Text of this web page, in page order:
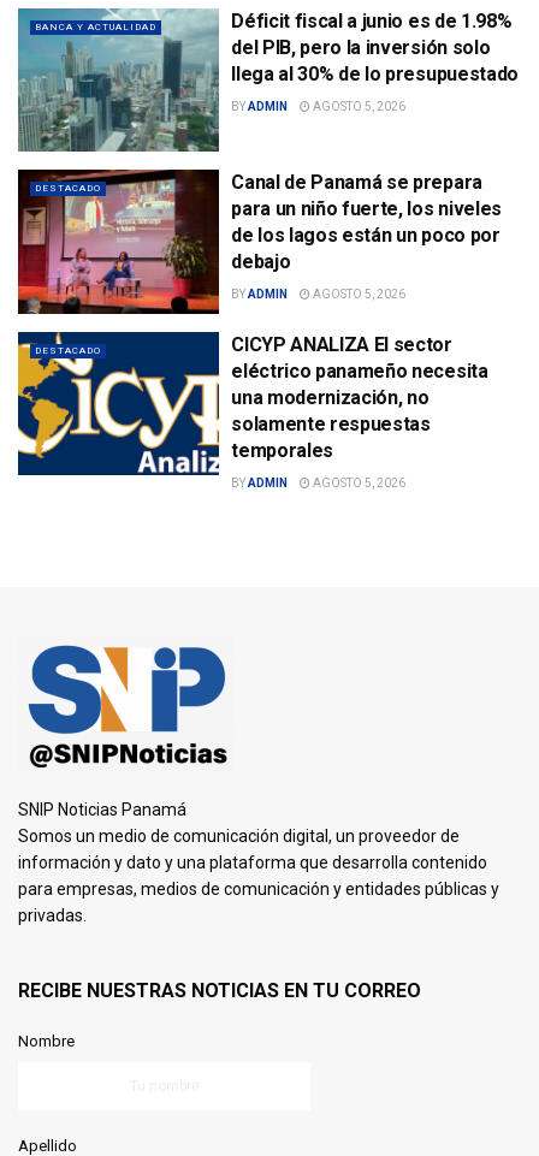
BANCA Y ACTUALIDAD
Déficit fiscal a junio es de 1.98%
del PIB, pero la inversión solo
llega al 30% de lo presupuestado
BYADMIN AGOSTO 5, 2026
DESTACADO
Canal de Panamá se prepara
para un niño fuerte, los niveles
de los lagos están un poco por
debajo
BYADMIN AGOSTO 5, 2026
DESTACADO
CICYP ANALIZA El sector
eléctrico panameño necesita
una modernización, no
solamente respuestas
temporales
BYADMIN AGOSTO 5, 2026
SNIP Noticias Panamá
Somos un medio de comunicación digital, un proveedor de
información y dato y una plataforma que desarrolla contenido
para empresas, medios de comunicación y entidades públicas y
privadas.
RECIBE NUESTRAS NOTICIAS EN TU CORREO
Nombre
Apellido